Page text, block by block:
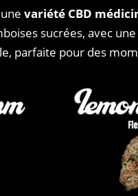
variété CBD
sucrées, avec
parfaite pour des